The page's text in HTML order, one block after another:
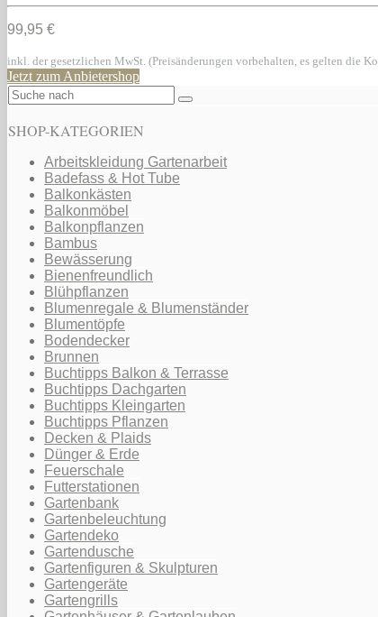
99,95 €
inkl. der gesetzlichen MwSt. (Preisänderungen vorbehalten, es gelten die
Jetzt zum Anbietershop
SHOP-KATEGORIEN
Arbeitskleidung Gartenarbeit
Badefass & Hot Tube
Balkonkästen
Balkonmöbel
Balkonpflanzen
Bambus
Bewässerung
Bienenfreundlich
Blühpflanzen
Blumenregale & Blumenständer
Blumentöpfe
Bodendecker
Brunnen
Buchtipps Balkon & Terrasse
Buchtipps Dachgarten
Buchtipps Kleingarten
Buchtipps Pflanzen
Decken & Plaids
Dünger & Erde
Feuerschale
Futterstationen
Gartenbank
Gartenbeleuchtung
Gartendeko
Gartendusche
Gartenfiguren & Skulpturen
Gartengeräte
Gartengrills